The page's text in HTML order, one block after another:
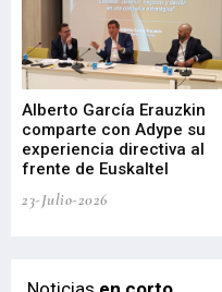
Alberto García Erauzkin
comparte con Adype su
experiencia directiva al
frente de Euskaltel
23-Julio-2026